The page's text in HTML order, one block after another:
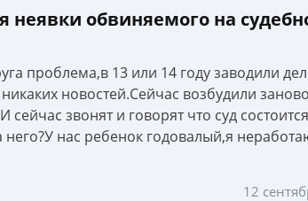
неявки обвиняемого на
проблема,в 13 или 14 году заводили
новостей.Сейчас возбудили
сейчас звонят и говорят что суд
него?У нас ребенок годовалый,я
12